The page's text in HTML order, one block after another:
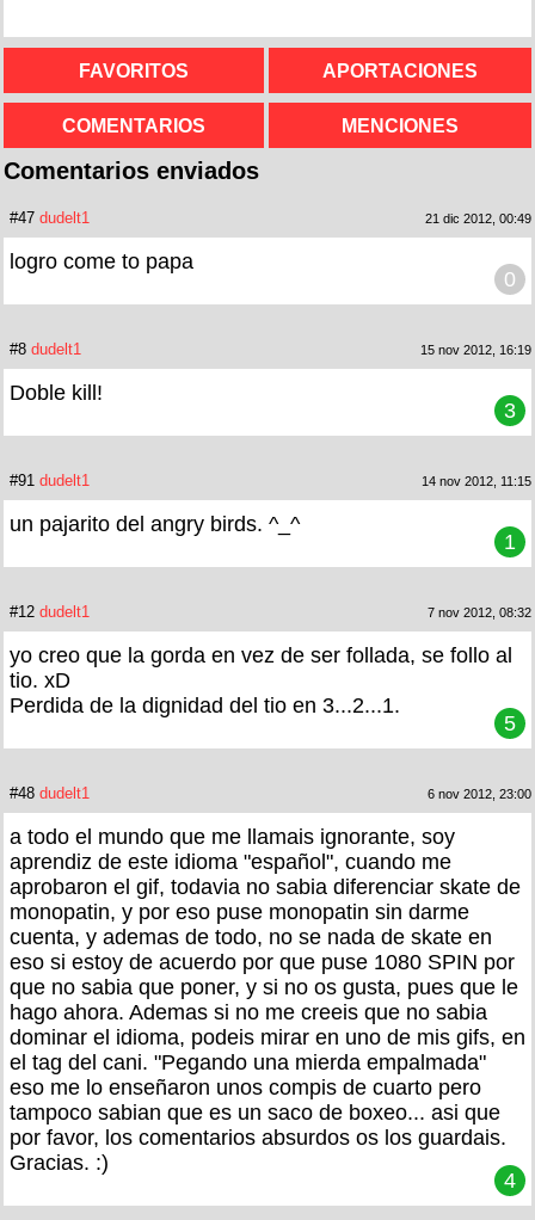
FAVORITOS APORTACIONES
COMENTARIOS MENCIONES
Comentarios enviados
#47 dudelt1 21 dic 2012, 00:49
logro come to papa
0
#8 dudelt1 15 nov 2012, 16:19
Doble kill!
3
#91 dudelt1 14 nov 2012, 11:15
un pajarito del angry birds. ^_^
1
#12 dudelt1 7 nov 2012, 08:32
yo creo que la gorda en vez de ser follada, se follo al
tio. xD
Perdida de la dignidad del tio en 3...2...1.
5
#48 dudelt1 6 nov 2012, 23:00
a todo el mundo que me llamais ignorante, soy
aprendiz de este idioma "español", cuando me
aprobaron el gif, todavia no sabia diferenciar skate de
monopatin, y por eso puse monopatin sin darme
cuenta, y ademas de todo, no se nada de skate en
eso si estoy de acuerdo por que puse 1080 SPIN por
que no sabia que poner, y si no os gusta, pues que le
hago ahora. Ademas si no me creeis que no sabia
dominar el idioma, podeis mirar en uno de mis gifs, en
el tag del cani. "Pegando una mierda empalmada"
eso me lo enseñaron unos compis de cuarto pero
tampoco sabian que es un saco de boxeo... asi que
por favor, los comentarios absurdos os los guardais.
Gracias. :)
4